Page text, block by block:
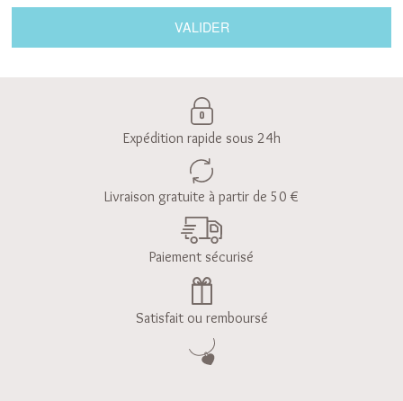
Expédition rapide sous 24h
Livraison gratuite à partir de 50 €
Paiement sécurisé
Satisfait ou remboursé